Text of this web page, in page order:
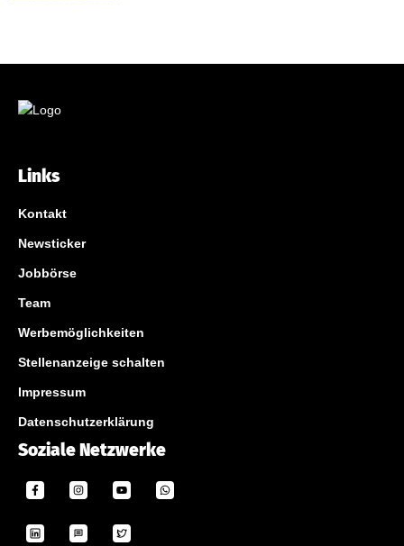
Links
Kontakt
Newsticker
Jobbörse
Team
Werbemöglichkeiten
Stellenanzeige schalten
Impressum
Datenschutzerklärung
Soziale Netzwerke